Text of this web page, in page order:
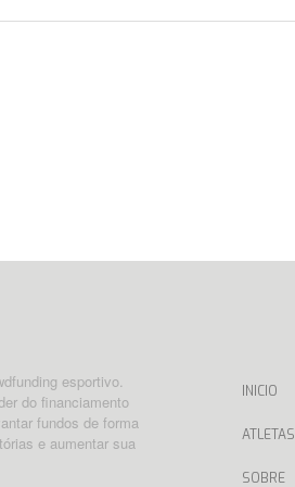
esportivo.
do financiamento
fundos de forma
e aumentar sua
INICIO
ATLETAS
SOBRE